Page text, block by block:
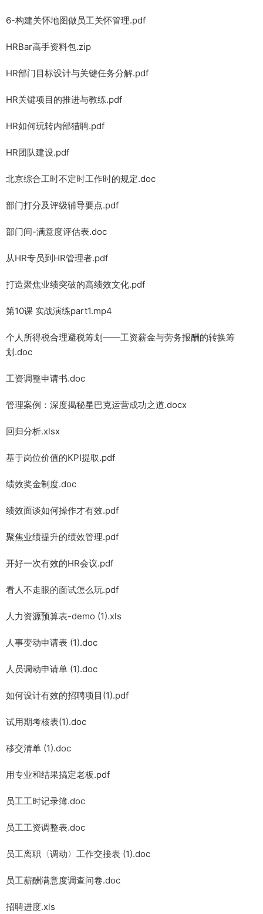
6-构建关怀地图做员工关怀管理.pdf
HRBar高手资料包.zip
HR部门目标设计与关键任务分解.pdf
HR关键项目的推进与教练.pdf
HR如何玩转内部猎聘.pdf
HR团队建设.pdf
北京综合工时不定时工作时的规定.doc
部门打分及评级辅导要点.pdf
部门间-满意度评估表.doc
从HR专员到HR管理者.pdf
打造聚焦业绩突破的高绩效文化.pdf
第10课 实战演练part1.mp4
个人所得税合理避税筹划——工资薪金与劳务报酬的转换筹
划.doc
工资调整申请书.doc
管理案例：深度揭秘星巴克运营成功之道.docx
回归分析.xlsx
基于岗位价值的KPI提取.pdf
绩效奖金制度.doc
绩效面谈如何操作才有效.pdf
聚焦业绩提升的绩效管理.pdf
开好一次有效的HR会议.pdf
看人不走眼的面试怎么玩.pdf
人力资源预算表-demo (1).xls
人事变动申请表 (1).doc
人员调动申请单 (1).doc
如何设计有效的招聘项目(1).pdf
试用期考核表(1).doc
移交清单 (1).doc
用专业和结果搞定老板.pdf
员工工时记录簿.doc
员工工资调整表.doc
员工离职〈调动〉工作交接表 (1).doc
员工薪酬满意度调查问卷.doc
招聘进度.xls